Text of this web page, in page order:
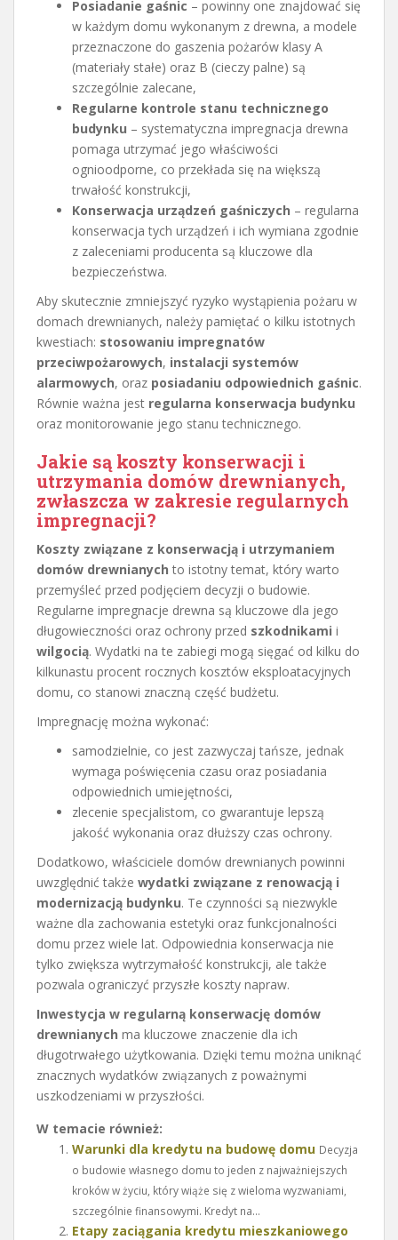
Posiadanie gaśnic – powinny one znajdować się
w każdym domu wykonanym z drewna, a modele
przeznaczone do gaszenia pożarów klasy A
(materiały stałe) oraz B (cieczy palne) są
szczególnie zalecane,
Regularne kontrole stanu technicznego
budynku – systematyczna impregnacja drewna
pomaga utrzymać jego właściwości
ognioodporne, co przekłada się na większą
trwałość konstrukcji,
Konserwacja urządzeń gaśniczych – regularna
konserwacja tych urządzeń i ich wymiana zgodnie
z zaleceniami producenta są kluczowe dla
bezpieczeństwa.
Aby skutecznie zmniejszyć ryzyko wystąpienia pożaru w
domach drewnianych, należy pamiętać o kilku istotnych
kwestiach: stosowaniu impregnatów
przeciwpożarowych, instalacji systemów
alarmowych, oraz posiadaniu odpowiednich gaśnic.
Równie ważna jest regularna konserwacja budynku
oraz monitorowanie jego stanu technicznego.
Jakie są koszty konserwacji i
utrzymania domów drewnianych,
zwłaszcza w zakresie regularnych
impregnacji?
Koszty związane z konserwacją i utrzymaniem
domów drewnianych to istotny temat, który warto
przemyśleć przed podjęciem decyzji o budowie.
Regularne impregnacje drewna są kluczowe dla jego
długowieczności oraz ochrony przed szkodnikami i
wilgocią. Wydatki na te zabiegi mogą sięgać od kilku do
kilkunastu procent rocznych kosztów eksploatacyjnych
domu, co stanowi znaczną część budżetu.
Impregnację można wykonać:
samodzielnie, co jest zazwyczaj tańsze, jednak
wymaga poświęcenia czasu oraz posiadania
odpowiednich umiejętności,
zlecenie specjalistom, co gwarantuje lepszą
jakość wykonania oraz dłuższy czas ochrony.
Dodatkowo, właściciele domów drewnianych powinni
uwzględnić także wydatki związane z renowacją i
modernizacją budynku. Te czynności są niezwykle
ważne dla zachowania estetyki oraz funkcjonalności
domu przez wiele lat. Odpowiednia konserwacja nie
tylko zwiększa wytrzymałość konstrukcji, ale także
pozwala ograniczyć przyszłe koszty napraw.
Inwestycja w regularną konserwację domów
drewnianych ma kluczowe znaczenie dla ich
długotrwałego użytkowania. Dzięki temu można uniknąć
znacznych wydatków związanych z poważnymi
uszkodzeniami w przyszłości.
W temacie również:
Warunki dla kredytu na budowę domu Decyzja
o budowie własnego domu to jeden z najważniejszych
kroków w życiu, który wiąże się z wieloma wyzwaniami,
szczególnie finansowymi. Kredyt na...
Etapy zaciągania kredytu mieszkaniowego